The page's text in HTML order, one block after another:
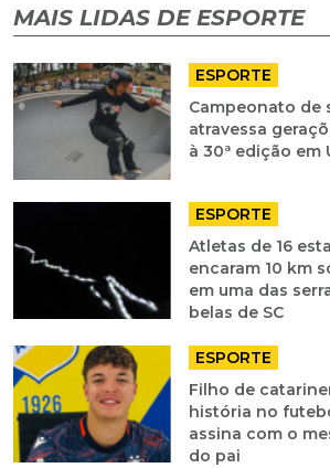
MAIS LIDAS DE ESPORTE
ESPORTE
Campeonato de
atravessa
à 30ª edição em
ESPORTE
Atletas de 16
encaram 10 km
em uma das
belas de SC
ESPORTE
Filho de
história no
assina com o
do pai